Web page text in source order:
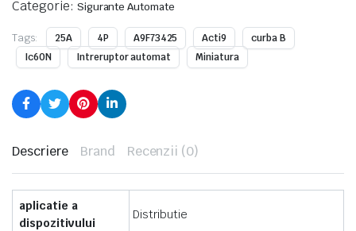
Categorie: Sigurante Automate
Tags: 25A 4P A9F73425 Acti9
curba B
Ic60N
Intreruptor automat Miniatura
Descriere Brand Recenzii (0)
aplicatie a
dispozitivului
Distributie